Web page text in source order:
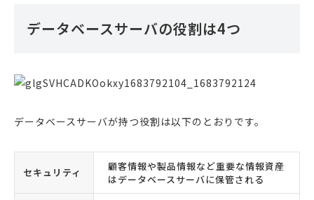
データベースサーバの役割は4つ
データベースサーバが持つ役割は以下のとおりです。
セキュリティ
顧客情報や製品情報など重要な情報資産
はデータベースサーバに保管される